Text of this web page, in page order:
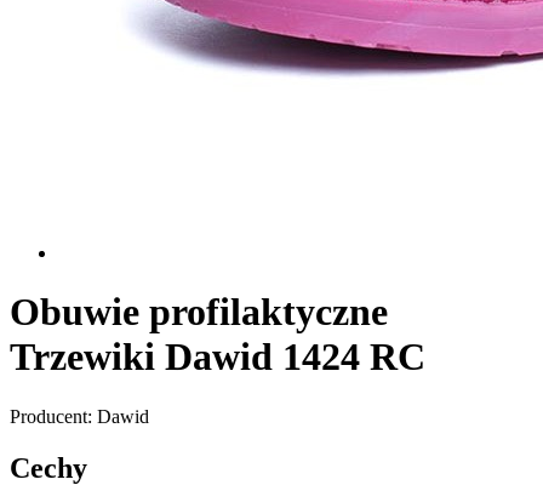
Obuwie profilaktyczne
Trzewiki Dawid 1424 RC
Producent: Dawid
Cechy